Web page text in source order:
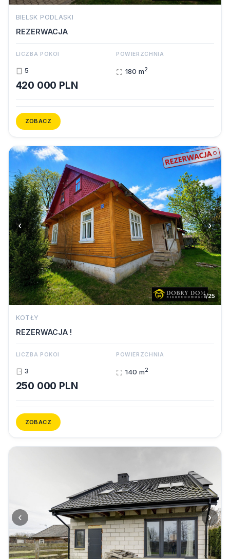
BIELSK PODLASKI
REZERWACJA
LICZBA POKOI
5
POWIERZCHNIA
180 m2
420 000 PLN
ZOBACZ
‹ ›
1/25
KOTŁY
REZERWACJA !
LICZBA POKOI
3
POWIERZCHNIA
140 m2
250 000 PLN
ZOBACZ
‹ ›